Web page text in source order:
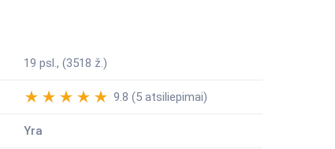
19 psl., (3518 ž.)
9.8 (5 atsiliepimai)
Yra